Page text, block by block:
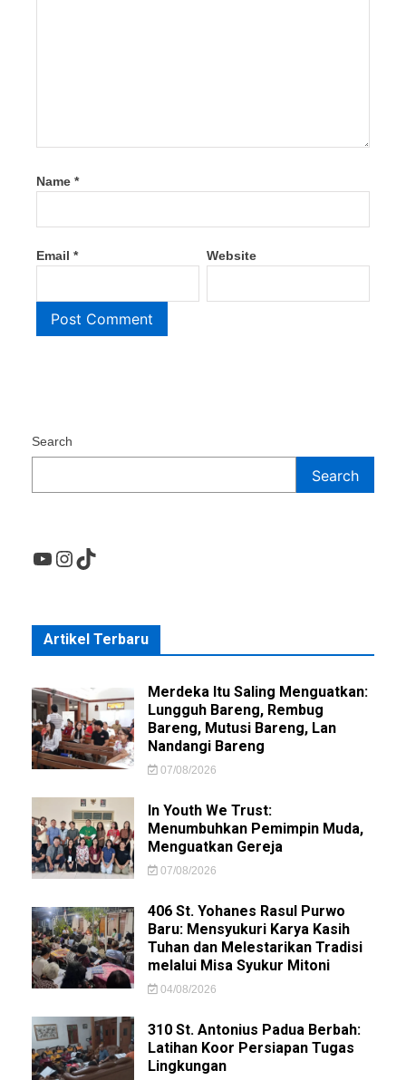
Name *
Email * Website
Search
Search
YouTube
Instagram
TikTok
Artikel Terbaru
Merdeka Itu Saling Menguatkan:
Lungguh Bareng, Rembug
Bareng, Mutusi Bareng, Lan
Nandangi Bareng
07/08/2026
In Youth We Trust:
Menumbuhkan Pemimpin Muda,
Menguatkan Gereja
07/08/2026
406 St. Yohanes Rasul Purwo
Baru: Mensyukuri Karya Kasih
Tuhan dan Melestarikan Tradisi
melalui Misa Syukur Mitoni
04/08/2026
310 St. Antonius Padua Berbah:
Latihan Koor Persiapan Tugas
Lingkungan